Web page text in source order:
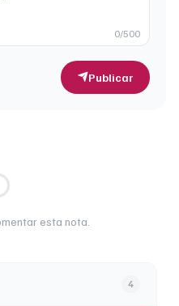
0/500
Publicar
esta nota.
4